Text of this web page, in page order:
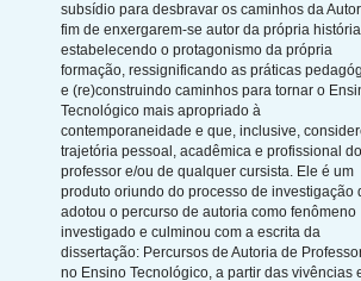
subsídio para desbravar os caminhos da
fim de enxergarem-se autor da própria
estabelecendo o protagonismo da própria
formação, ressignificando as práticas
e (re)construindo caminhos para tornar o
Tecnológico mais apropriado à
contemporaneidade e que, inclusive,
trajetória pessoal, acadêmica e profissional do
professor e/ou de qualquer cursista. Ele é um
produto oriundo do processo de investigação
adotou o percurso de autoria como fenômeno
investigado e culminou com a escrita da
dissertação: Percursos de Autoria de
no Ensino Tecnológico, a partir das vivências